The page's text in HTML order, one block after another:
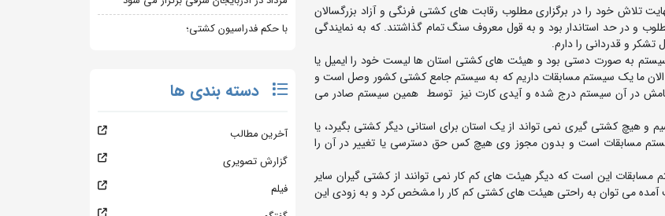
خود را در برگزاری مطلوب رقابت های کشتی فرنگی و آزاد بزرگسالان
و در حد استاندار بود و به قول معروف سنگ تمام گذاشتند. که به نمایندگی
و قدردانی را دارم.
سیستم به صورت دستی بود و هیئت های کشتی استان ها لیست خود را ایمیل یا
ما یک سیستم مسابقات داریم که به سیستم جامع کشتی کشور وصل است و
نامش در آن سیستم درج شده و آیدی کارت نیز توسط همین سیستم صادر می
و هیچ کشتی گیری نمی تواند از یک استان برای استانی دیگر کشتی بگیرد، یا
مسابقات است و بدون مجوز وی هیچ کس حق دسترسی یا تغییر در آن را
این است که دیگر هیئت های کم کار نمی توانند از کشتی گیران سایر
آمده می توان به راحتی هیئت های کشتی کم کار را مشخص کرد و به زودی این
با حکم فدراسیون کشتی؛
دسته بندی ها
آخرین مطالب
گزارش تصویری
فیلم